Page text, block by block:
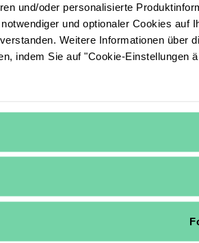
und/oder personalisierte
und optionaler Cookies auf
Weitere Informationen über
indem Sie auf "Cookie-Einstellungen